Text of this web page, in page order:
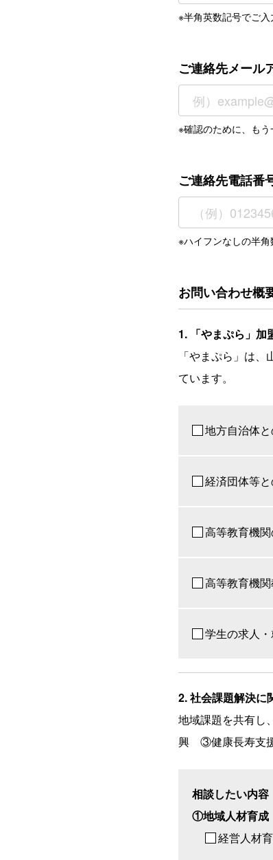
※半角英数記号でご
ご連絡先メール
※確認のために、も
ご連絡先電話番
※ハイフンなしの半
お問い合わせ概
1. 「やまぷら」加
「やまぷら」は
ています。
地方自治体
経済団体等
高等教育機
高等教育機
学生の求人
2. 社会課題解決に
地域課題を共有
興 ③健康長寿支
相談したい内容
①地域人材育成
経営人材